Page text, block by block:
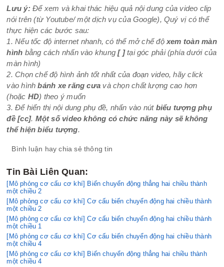
Lưu ý:Để xem và khai thác hiệu quả nội dung của video clip
nói trên (từ Youtube/ một dịch vụ của Google), Quý vị có thể
thực hiện các bước sau:
1. Nếu tốc độ internet nhanh, có thể mở chế độ xem toàn màn
hình bằng cách nhấn vào khung [ ] tại góc phải (phía dưới của
màn hình)
2. Chọn chế độ hình ảnh tốt nhất của đoạn video, hãy click
vào hình bánh xe răng cưa và chọn chất lượng cao hơn
(hoặc HD) theo ý muốn
3. Để hiển thị nội dung phụ đề, nhấn vào nút biểu tượng phụ
đề [cc]. Một số video không có chức năng này sẽ không
thể hiện biểu tượng.
Bình luận hay chia sẻ thông tin
Tin Bài Liên Quan:
[Mô phỏng cơ cấu cơ khí] Biến chuyển động thẳng hai chiều thành
một chiều 2
[Mô phỏng cơ cấu cơ khí] Cơ cấu biến chuyển động hai chiều thành
một chiều 2
[Mô phỏng cơ cấu cơ khí] Cơ cấu biến chuyển động hai chiều thành
một chiều 1
[Mô phỏng cơ cấu cơ khí] Cơ cấu biến chuyển động hai chiều thành
một chiều 4
[Mô phỏng cơ cấu cơ khí] Biến chuyển động thẳng hai chiều thành
một chiều 4